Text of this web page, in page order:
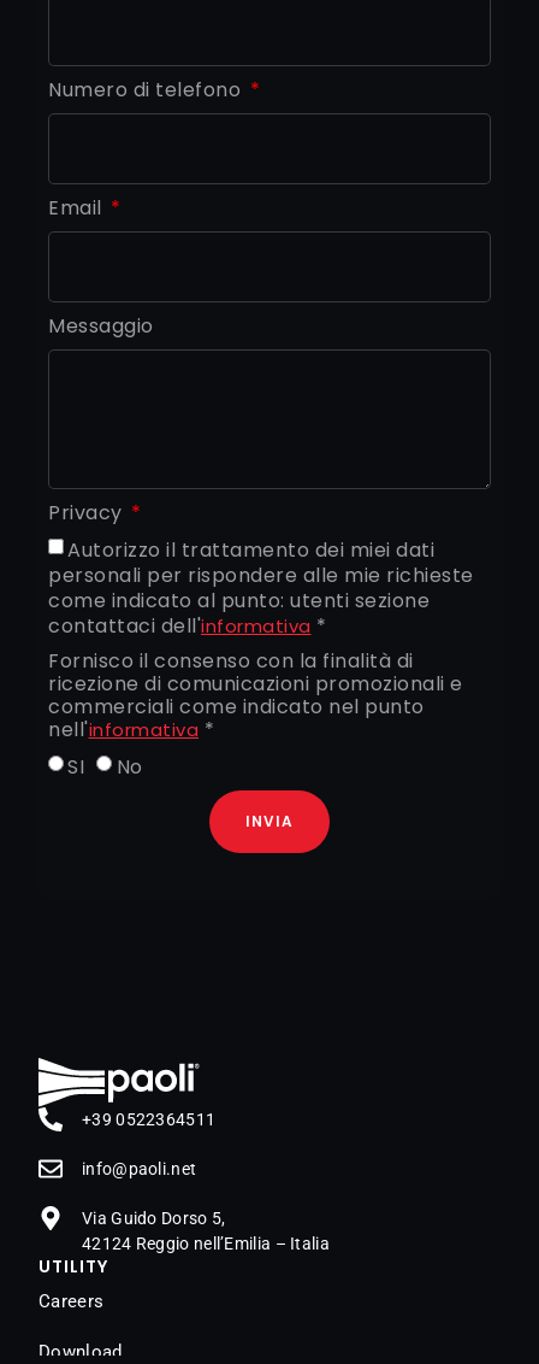
Numero di telefono
Email
Messaggio
Privacy
Autorizzo il trattamento dei miei dati
personali per rispondere alle mie richieste
come indicato al punto: utenti sezione
contattaci dell'informativa *
Fornisco il consenso con la finalità di
ricezione di comunicazioni promozionali e
commerciali come indicato nel punto
nell'informativa *
SI
No
INVIA
+39 0522364511
ten.iloap
@ofni
Via Guido Dorso 5,
42124 Reggio nell’Emilia – Italia
UTILITY
Careers
Download